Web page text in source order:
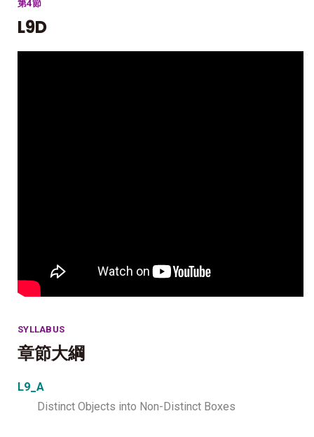
第4節
L9D
SYLLABUS
章節大綱
L9_A
Distinct Objects into Non-Distinct Boxes